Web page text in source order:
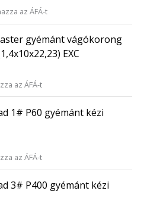
az ÁFÁ-t
gyémánt vágókorong
EXC
az ÁFÁ-t
1# P60 gyémánt kézi
az ÁFÁ-t
3# P400 gyémánt kézi